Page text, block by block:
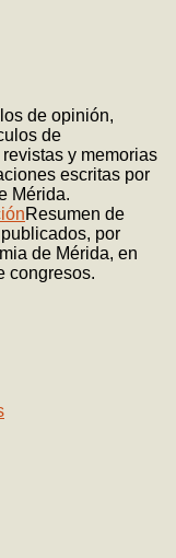
de opinión,
de
y memorias
escritas por
Mérida.
Resumen de
por
de Mérida, en
congresos.